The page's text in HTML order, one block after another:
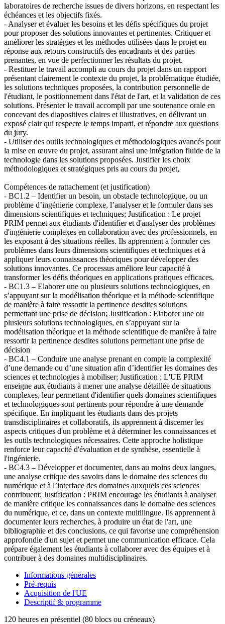
laboratoires de recherche issues de divers horizons, en respectant les
échéances et les objectifs fixés.
- Analyser et évaluer les besoins et les défis spécifiques du projet
pour proposer des solutions innovantes et pertinentes. Critiquer et
améliorer les stratégies et les méthodes utilisées dans le projet en
réponse aux retours constructifs des encadrants et des parties
prenantes, en vue de perfectionner les résultats du projet.
- Restituer le travail accompli au cours du projet dans un rapport
présentant clairement le contexte du projet, la problématique étudiée,
les solutions techniques proposées, la contribution personnelle de
l'étudiant, le positionnement dans l'état de l'art, et la validation de ces
solutions. Présenter le travail accompli par une soutenance orale en
concevant des diapositives claires et illustratives, en délivrant un
exposé clair qui respecte le temps imparti, et répondre aux questions
du jury.
- Utiliser des outils technologiques et méthodologiques avancés pour
la mise en œuvre du projet, assurant ainsi une intégration fluide de la
technologie dans les solutions proposées. Justifier les choix
méthodologiques et stratégiques pris au cours du projet,
Compétences de rattachement (et justification)
- BC1.2 – Identifier un besoin, un obstacle technologique, ou un
problème d’ingénierie complexe, l’analyser et le formuler dans ses
dimensions scientifiques et techniques; Justification : Le projet
PRIM permet aux étudiants d'identifier et d'analyser des problèmes
d'ingénierie complexes en collaboration avec des professionnels, en
les exposant à des situations réelles. Ils apprennent à formuler ces
problèmes dans leurs dimensions scientifiques et techniques et à
appliquer leurs connaissances théoriques pour développer des
solutions innovantes. Ce processus améliore leur capacité à
transformer les défis théoriques en applications pratiques efficaces.
- BC1.3 – Elaborer une ou plusieurs solutions technologiques, en
s’appuyant sur la modélisation théorique et la méthode scientifique
de manière à faire ressortir la pertinence desdites solutions
permettant une prise de décision; Justification : Elaborer une ou
plusieurs solutions technologiques, en s’appuyant sur la
modélisation théorique et la méthode scientifique de manière à faire
ressortir la pertinence desdites solutions permettant une prise de
décision
- BC4.1 – Conduire une analyse prenant en compte la complexité
d’une demande ou d’une situation afin d’identifier les domaines des
sciences et technologies à mobiliser; Justification : L'UE PRIM
enseigne aux étudiants à mener une analyse détaillée de situations
complexes, leur permettant d'identifier quels domaines scientifiques
et technologiques sont pertinents pour répondre à une demande
spécifique. En impliquant les étudiants dans des projets
transdisciplinaires et collaboratifs, ils apprennent à discerner les
aspects critiques d'un problème et à déterminer les connaissances et
les outils technologiques nécessaires. Cette approche holistique
renforce leur capacité d'évaluation et de synthèse, essentielle à
l'ingénierie.
- BC4.3 – Développer et documenter, dans au moins deux langues,
une analyse critique des savoirs dans le domaine des sciences du
numérique et à l’interface des domaines auxquels ces sciences
contribuent; Justification : PRIM encourage les étudiants à analyser
de manière critique les connaissances dans le domaine des sciences
du numérique, et ce, dans un contexte multilingue. Ils apprennent à
documenter leurs recherches, à produire un état de l'art, une
bibliographie et des conclusions, ce qui favorise une compréhension
approfondie d'un sujet et permet une communication efficace. Cela
prépare également les étudiants à collaborer avec des équipes et à
contribuer à des domaines multidisciplinaires.
Informations générales
Pré-requis
Acquisition de l'UE
Descriptif & programme
120 heures en présentiel (80 blocs ou créneaux)